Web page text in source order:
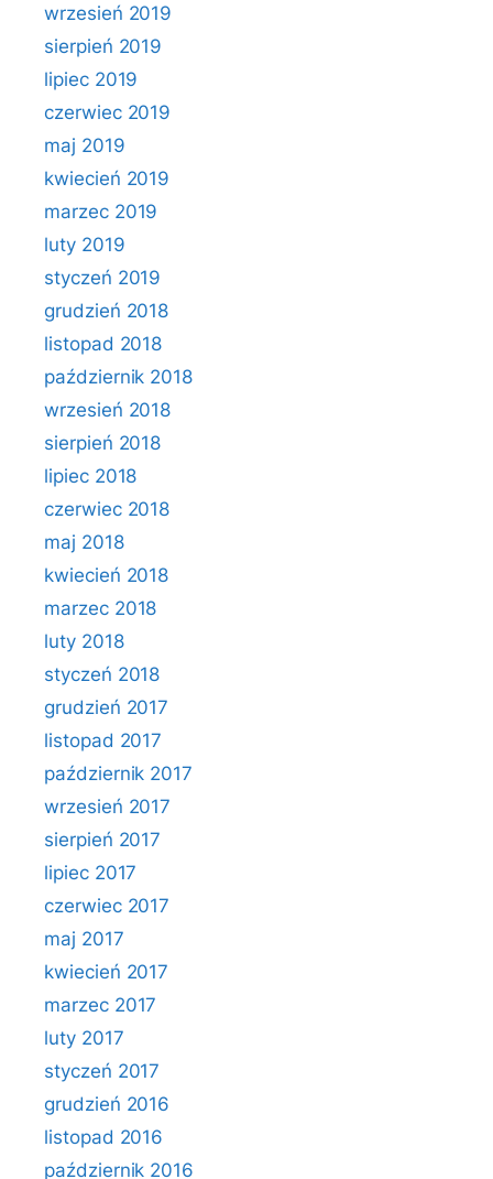
wrzesień 2019
sierpień 2019
lipiec 2019
czerwiec 2019
maj 2019
kwiecień 2019
marzec 2019
luty 2019
styczeń 2019
grudzień 2018
listopad 2018
październik 2018
wrzesień 2018
sierpień 2018
lipiec 2018
czerwiec 2018
maj 2018
kwiecień 2018
marzec 2018
luty 2018
styczeń 2018
grudzień 2017
listopad 2017
październik 2017
wrzesień 2017
sierpień 2017
lipiec 2017
czerwiec 2017
maj 2017
kwiecień 2017
marzec 2017
luty 2017
styczeń 2017
grudzień 2016
listopad 2016
październik 2016